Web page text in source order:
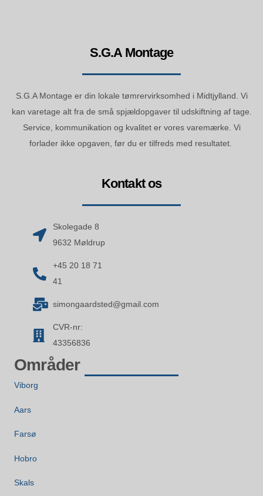
S.G.A Montage
S.G.A Montage er din lokale tømrervirksomhed i Midtjylland. Vi
kan varetage alt fra de små spjældopgaver til udskiftning af tage.
Service, kommunikation og kvalitet er vores varemærke. Vi
forlader ikke opgaven, før du er tilfreds med resultatet.
Kontakt os
Skolegade 8
9632 Møldrup
+45 20 18 71
41
simongaardsted@gmail.com
CVR-nr:
43356836
Områder
Viborg
Aars
Farsø
Hobro
Skals